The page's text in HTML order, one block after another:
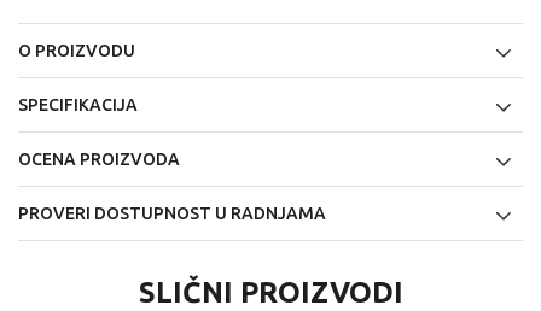
O PROIZVODU
SPECIFIKACIJA
OCENA PROIZVODA
PROVERI DOSTUPNOST U RADNJAMA
SLIČNI PROIZVODI